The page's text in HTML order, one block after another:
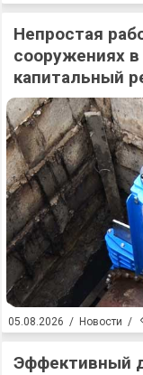
Непростая
сооружениях
капитальный
05.08.2026 / Новости /
Эффективный